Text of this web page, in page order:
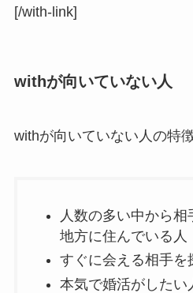
[/with-link]
withが向いていない人
withが向いていない人の特
人数の多い中から
地方に住んでいる人
すぐに会える相手を
本気で婚活がしたい